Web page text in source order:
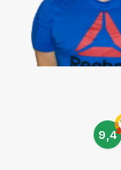
9,4